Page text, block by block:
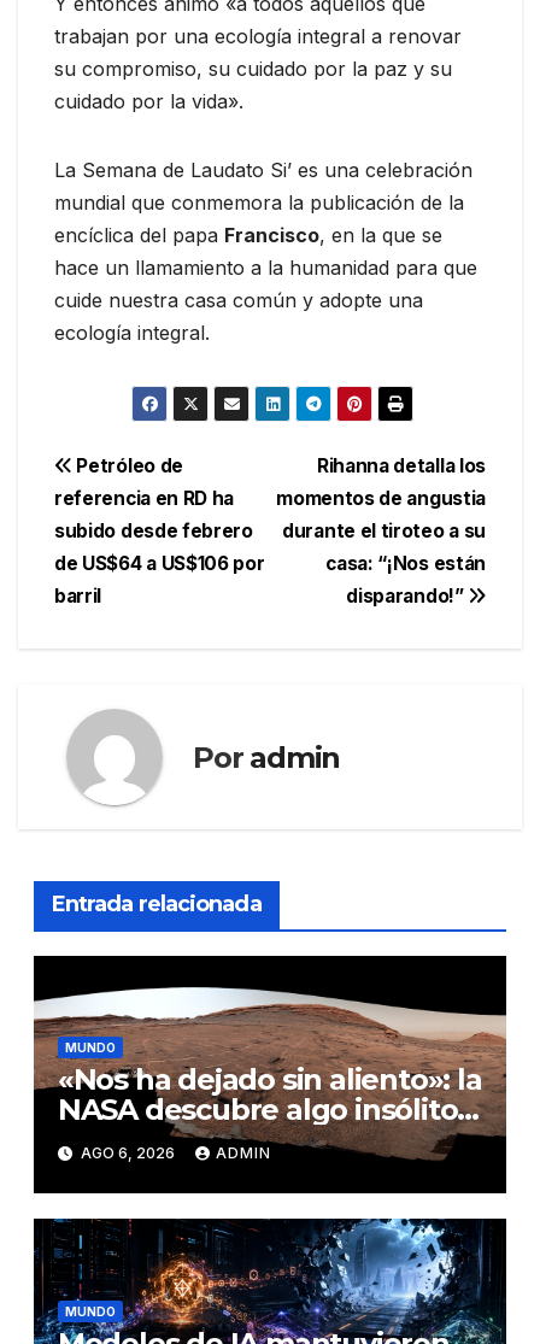
trabajan por una ecología integral a renovar
su compromiso, su cuidado por la paz y su
cuidado por la vida».
La Semana de Laudato Si’ es una celebración
mundial que conmemora la publicación de la
encíclica del papa Francisco, en la que se
hace un llamamiento a la humanidad para que
cuide nuestra casa común y adopte una
ecología integral.
Navegación
de
entradas
Rihanna detalla los
momentos de angustia
durante el tiroteo a su
casa: “¡Nos están
disparando!”
Petróleo de
referencia en RD ha
subido desde febrero
de US$64 a US$106 por
barril
Por admin
Entrada relacionada
MUNDO
«Nos ha dejado sin aliento»: la
NASA descubre algo insólito
en Marte
AGO 6, 2026 ADMIN
MUNDO